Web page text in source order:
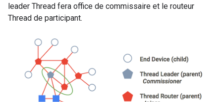
leader Thread fera office de commissaire et le routeur
Thread de participant.